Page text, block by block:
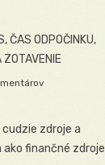
ČAS ODPOČINKU,
ZOTAVENIE
zdroje a
finančné zdroje